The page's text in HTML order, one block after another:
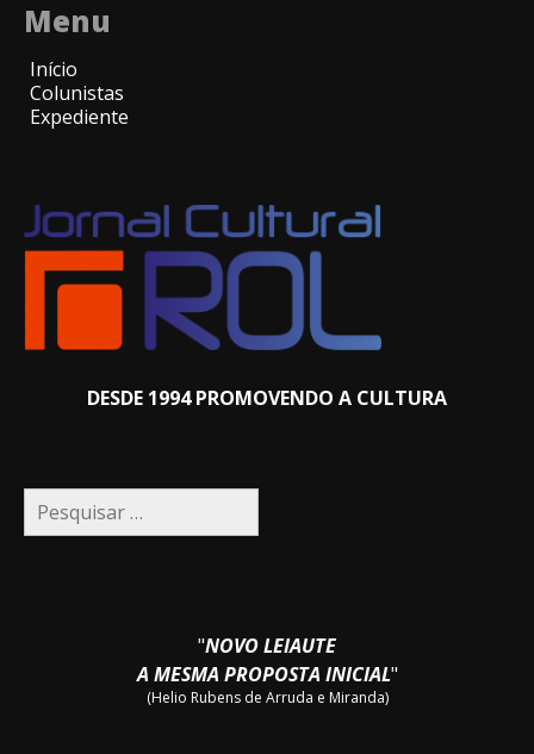
Menu
Início
Colunistas
Expediente
DESDE 1994 PROMOVENDO A CULTURA
Pesquisar
por:
"NOVO LEIAUTE
A MESMA PROPOSTA INICIAL"
(Helio Rubens de Arruda e Miranda)